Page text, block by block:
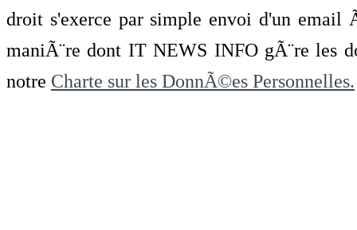
droit s'exerce par simple envoi d'un
maniÃ¨re dont IT NEWS INFO gÃ¨re les
notre Charte sur les DonnÃ©es Personnelles.